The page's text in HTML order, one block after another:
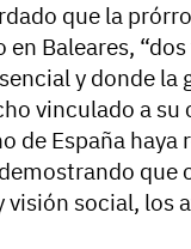
que la
en Baleares,
y donde la
vinculado a
de España
que
social, los